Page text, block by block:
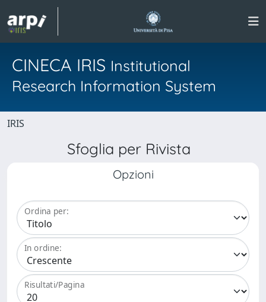
CINECA IRIS Institutional
Research Information System
IRIS
Sfoglia per Rivista
Opzioni
Ordina per:
In ordine:
Risultati/Pagina